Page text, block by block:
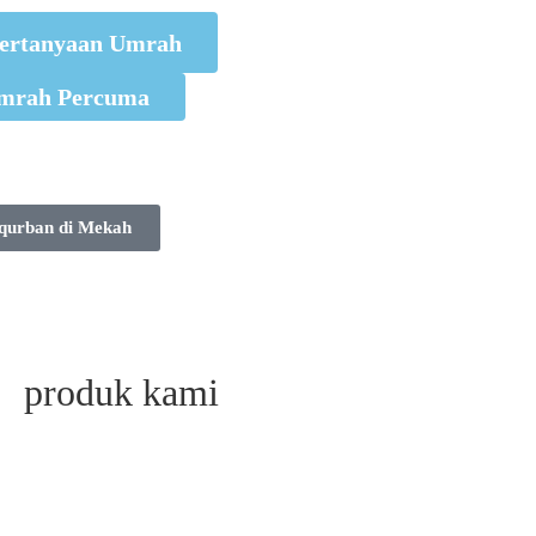
Umrah
Percuma
di Mekah
produk kami